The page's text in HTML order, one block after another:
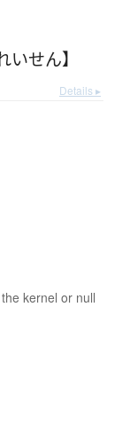
いせん】
Details ▸
kernel or null